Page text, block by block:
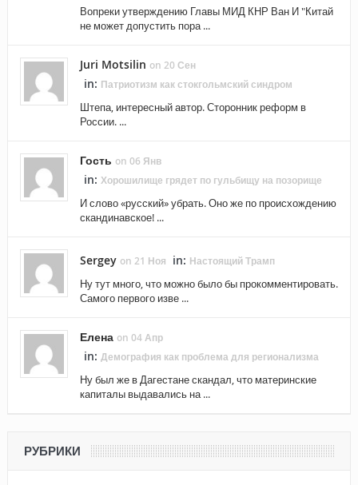
Вопреки утверждению Главы МИД КНР Ван И "Китай
не может допустить пора ...
Juri Motsilin on 20 Сен
in: Патриотизм как стокгольмский синдром
Штепа, интересный автор. Сторонник реформ в
России. ...
Гость on 06 Янв
in: Хорошилище грядет по гульбищу на позорище
И слово «русский» убрать. Оно же по происхождению
скандинавское! ...
Sergey on 21 Ноя in: Настоящий Трамп
Ну тут много, что можно было бы прокомментировать.
Самого первого изве ...
Елена on 04 Апр
in: Демография как проблема для регионализма
Ну был же в Дагестане скандал, что материнские
капиталы выдавались на ...
РУБРИКИ